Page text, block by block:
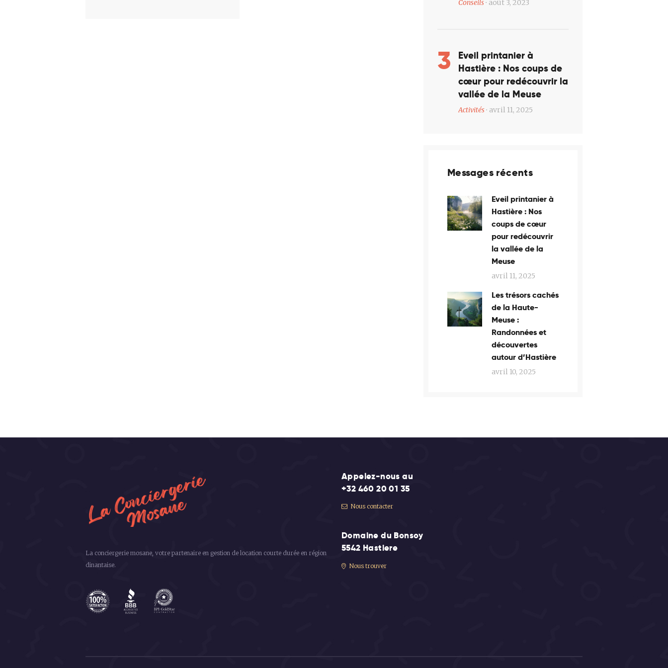
Conseils août 3, 2023
Éveil printanier à
Hastière : Nos coups de
cœur pour redécouvrir la
vallée de la Meuse
Activités avril 11, 2025
Messages récents
Éveil printanier à
Hastière : Nos
coups de cœur
pour redécouvrir
la vallée de la
Meuse
avril 11, 2025
Les trésors cachés
de la Haute-
Meuse :
Randonnées et
découvertes
autour d’Hastière
avril 10, 2025
La conciergerie mosane, votre partenaire en gestion de location courte durée en région
dinantaise.
Appelez-nous au
+32 460 20 01 35
Nous contacter
Domaine du Bonsoy
5542 Hastiere
Nous trouver